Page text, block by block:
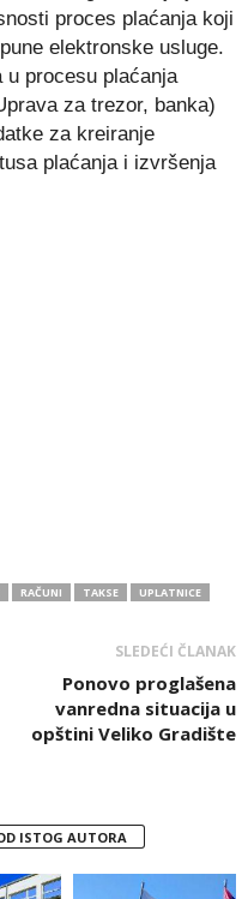
proces plaćanja koji
elektronske usluge.
u procesu plaćanja
za trezor, banka)
za kreiranje
plaćanja i izvršenja
RAČUNI TAKSE UPLATNICE
SLEDEĆI ČLANAK
Ponovo proglašena
vanredna situacija u
opštini Veliko Gradište
ISTOG AUTORA